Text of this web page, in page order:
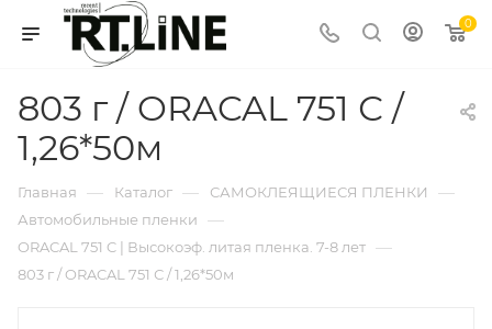
0
803 г / ORACAL 751 С /
1,26*50м
Главная — Каталог — САМОКЛЕЯЩИЕСЯ ПЛЕНКИ —
Автомобильные пленки —
ORACAL 751 C | Высокоэф. литая пленка. 7-8 лет —
803 г / ORACAL 751 С / 1,26*50м